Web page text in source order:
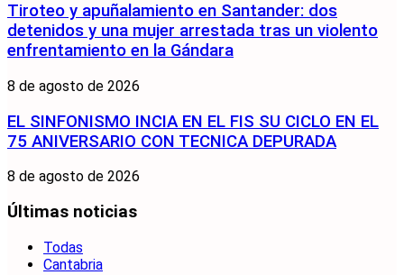
Tiroteo y apuñalamiento en Santander: dos
detenidos y una mujer arrestada tras un violento
enfrentamiento en la Gándara
8 de agosto de 2026
EL SINFONISMO INCIA EN EL FIS SU CICLO EN EL
75 ANIVERSARIO CON TECNICA DEPURADA
8 de agosto de 2026
Últimas noticias
Todas
Cantabria